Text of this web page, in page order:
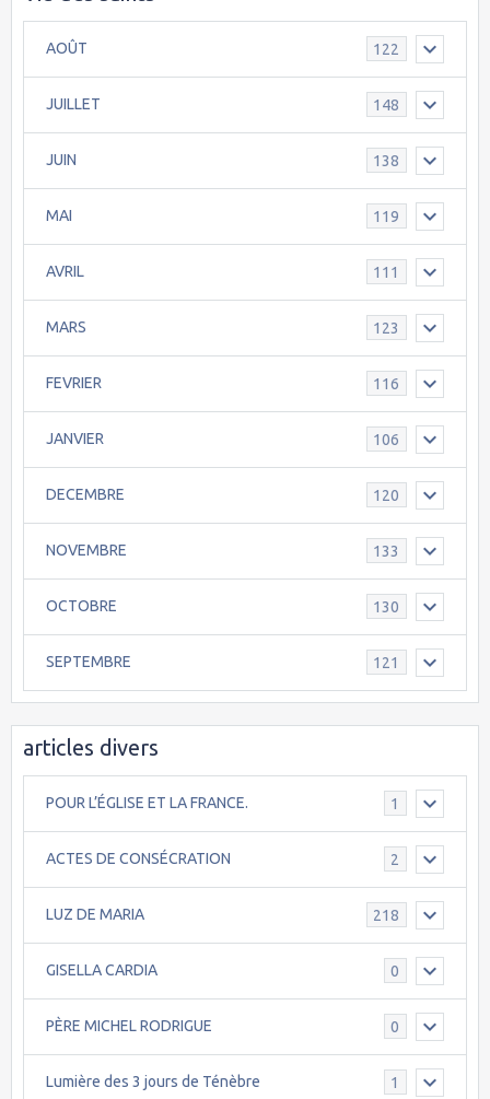
AOÛT 122
JUILLET 148
JUIN 138
MAI 119
AVRIL 111
MARS 123
FEVRIER 116
JANVIER 106
DECEMBRE 120
NOVEMBRE 133
OCTOBRE 130
SEPTEMBRE 121
articles divers
POUR L’ÉGLISE ET LA FRANCE. 1
ACTES DE CONSÉCRATION 2
LUZ DE MARIA 218
GISELLA CARDIA 0
PÈRE MICHEL RODRIGUE 0
Lumière des 3 jours de Ténèbre 1